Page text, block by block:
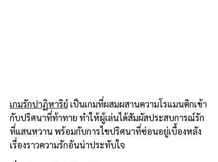
เกมรักปาฏิหาริย์ เป็นเกมที่ผสมผสานความโรแมนติกเข้า
กับปริศนาที่ท้าทาย ทำให้ผู้เล่นได้สัมผัสประสบการณ์รัก
ที่แสนหวาน พร้อมกับการไขปริศนาที่ซ่อนอยู่เบื้องหลัง
เรื่องราวความรักอันน่าประทับใจ